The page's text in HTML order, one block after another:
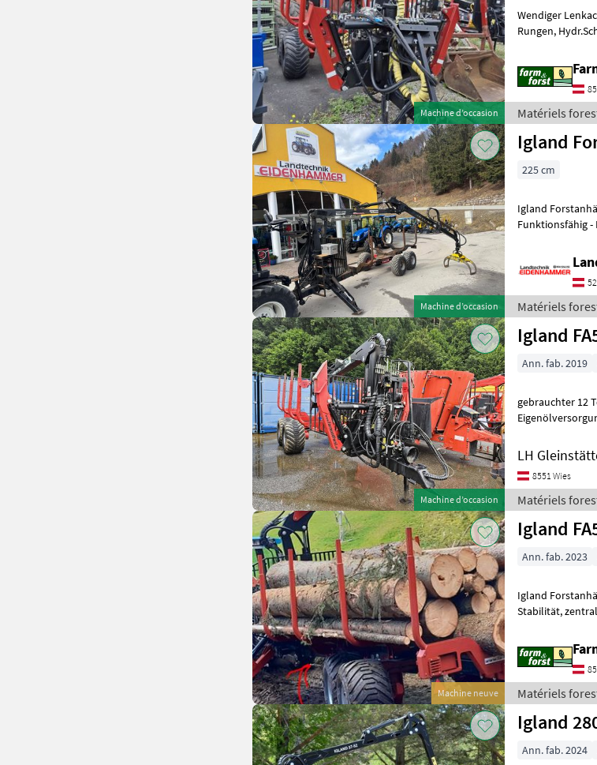
Machine d’occasion
Wendiger
Rungen, Hydr.Scheibenbremse 5, 6m Länge, Eigenölversorgung,
Matériels
Igland
Machine d’occasion
Igland
225 cm
Igland
Funktionsfähig - Fortanhänger mit Zentralrahmen - 3 Rungenpaare -
Matériels
Machine d’occasion
Igland
Ann. fab. 2019
gebrauchter 12
Eigenölversorgung, Euro Steuerung, DL Anlage, 4
LH
8551 Wies
Matériels
Machine neuve
Igland
Ann. fab. 2023
Igland
Stabilität, zentraler Schwerpunkt und Wendigkeit), 13 to, mit Kran 55-
Matériels
Igland
Igland
Ann. fab. 2024